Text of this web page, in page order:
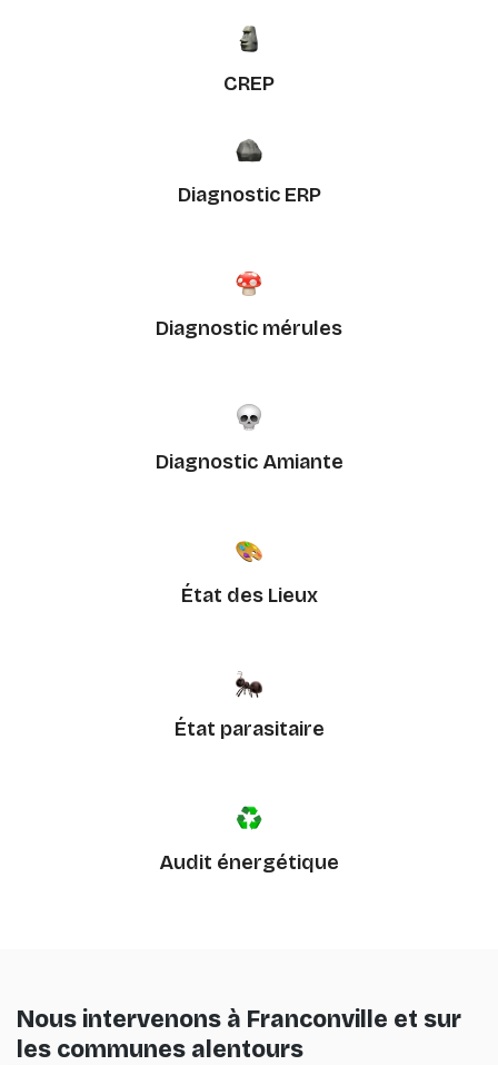
CREP
Diagnostic ERP
Diagnostic mérules
Diagnostic Amiante
État des Lieux
État parasitaire
Audit énergétique
Nous intervenons à Franconville et sur
les communes alentours